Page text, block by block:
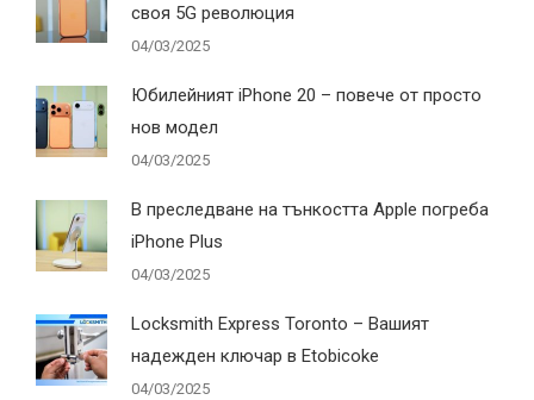
своя 5G революция
04/03/2025
Юбилейният iPhone 20 – повече от просто
нов модел
04/03/2025
В преследване на тънкостта Apple погреба
iPhone Plus
04/03/2025
Locksmith Express Toronto – Вашият
надежден ключар в Etobicoke
04/03/2025